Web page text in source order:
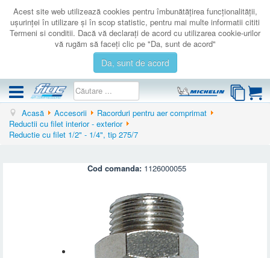
Acest site web utilizează cookies pentru îmbunătăţirea funcţionalităţii,
uşurinţei în utilizare şi în scop statistic, pentru mai multe informatii cititi
Termeni si conditii. Dacă vă declaraţi de acord cu utilizarea cookie-urilor
vă rugăm să faceţi clic pe "Da, sunt de acord"
Da, sunt de acord
COMPRESOARE
ACCESORII
AUTENTIFICARE
Acasă Accesorii
Racorduri pentru aer comprimat
Reductii cu filet interior - exterior
Reductie cu filet 1/2" - 1/4", tip 275/7
Cod comanda: 1126000055